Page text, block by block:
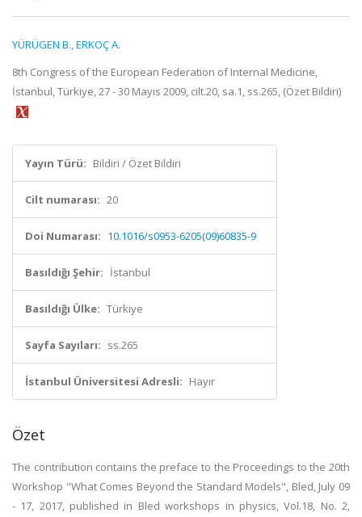
YÜRÜGEN B.,ERKOÇ A.
8th Congress of the European Federation of Internal Medicine,
İstanbul, Türkiye, 27 - 30 Mayıs 2009, cilt.20, sa.1, ss.265, (Özet Bildiri)
Yayın Türü: Bildiri / Özet Bildiri
Cilt numarası: 20
Doi Numarası: 10.1016/s0953-6205(09)60835-9
Basıldığı Şehir: İstanbul
Basıldığı Ülke: Türkiye
Sayfa Sayıları: ss.265
İstanbul Üniversitesi Adresli: Hayır
Özet
The contribution contains the preface to the Proceedings to the 20th
Workshop "What Comes Beyond the Standard Models", Bled, July 09
- 17, 2017, published in Bled workshops in physics, Vol.18, No. 2,